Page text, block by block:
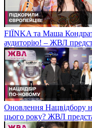
FIЇNKA та Маша
аудиторію! – ЖВЛ
Оновлення Нацвідбору
цього року? ЖВЛ